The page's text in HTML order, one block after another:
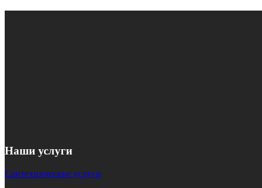
Наши услуги
Сантехнические услуги